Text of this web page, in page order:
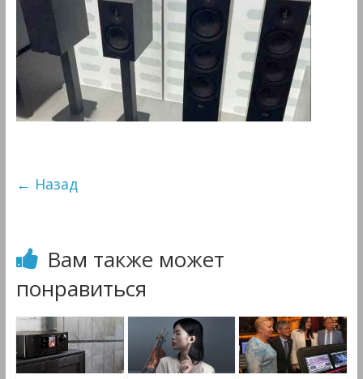
&
Мультимедиа
← Назад
Вам также может
понравиться